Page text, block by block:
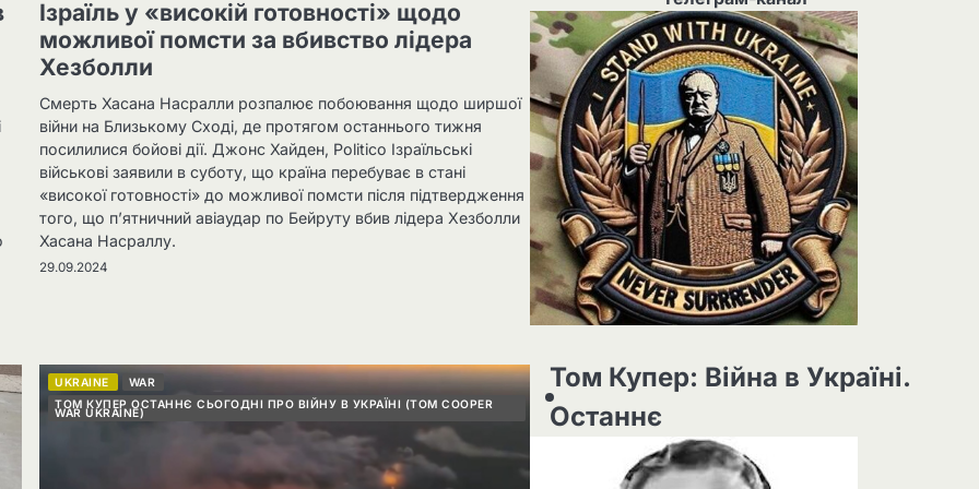
Ізраїль у «високій готовності» щодо
можливої ​​помсти за вбивство лідера
Хезболли
Смерть Хасана Насралли розпалює побоювання щодо ширшої
війни на Близькому Сході, де протягом останнього тижня
посилилися бойові дії. Джонс Хайден, Politico Ізраїльські
військові заявили в суботу, що країна перебуває в стані
«високої готовності» до можливої ​​помсти після підтвердження
того, що п’ятничний авіаудар по Бейруту вбив лідера Хезболли
Хасана Насраллу.
29.09.2024
UKRAINE
WAR
ТОМ КУПЕР ОСТАННЄ СЬОГОДНІ ПРО ВІЙНУ В УКРАЇНІ (TOM COOPER
WAR UKRAINE)
Том Купер: Війна в Україні.
Останнє